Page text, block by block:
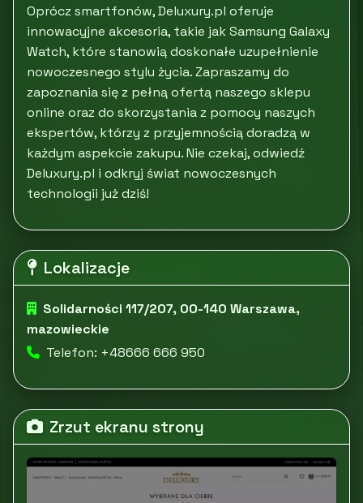
Oprócz smartfonów, Deluxury.pl oferuje
innowacyjne akcesoria, takie jak Samsung Galaxy
Watch, które stanowią doskonałe uzupełnienie
nowoczesnego stylu życia. Zapraszamy do
zapoznania się z pełną ofertą naszego sklepu
online oraz do skorzystania z pomocy naszych
ekspertów, którzy z przyjemnością doradzą w
każdym aspekcie zakupu. Nie czekaj, odwiedź
Deluxury.pl i odkryj świat nowoczesnych
technologii już dziś!
Lokalizacje
Solidarności 117/207, 00-140 Warszawa,
mazowieckie
Telefon: +48666 666 950
Zrzut ekranu strony